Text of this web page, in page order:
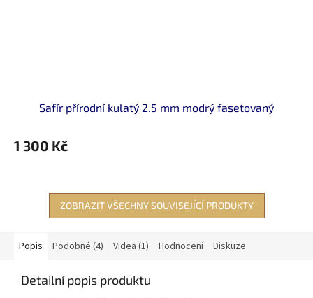
Safír přírodní kulatý 2.5 mm modrý fasetovaný
1 300 Kč
ZOBRAZIT VŠECHNY SOUVISEJÍCÍ PRODUKTY
Popis Podobné (4) Videa (1) Hodnocení Diskuze
Detailní popis produktu